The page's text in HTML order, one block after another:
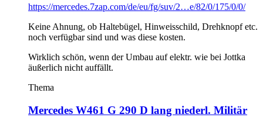
https://mercedes.7zap.com/de/eu/fg/suv/2…e/82/0/175/0/0/
Keine Ahnung, ob Haltebügel, Hinweisschild, Drehknopf etc.
noch verfügbar sind und was diese kosten.
Wirklich schön, wenn der Umbau auf elektr. wie bei Jottka
äußerlich nicht auffällt.
Thema
Mercedes W461 G 290 D lang niederl. Militär